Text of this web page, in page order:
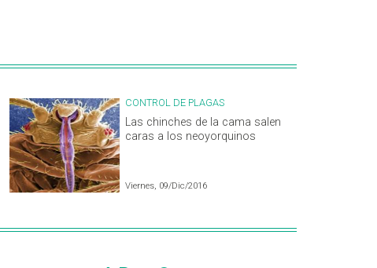
CONTROL DE PLAGAS
Las chinches de la cama salen
caras a los neoyorquinos
Viernes, 09/Dic/2016